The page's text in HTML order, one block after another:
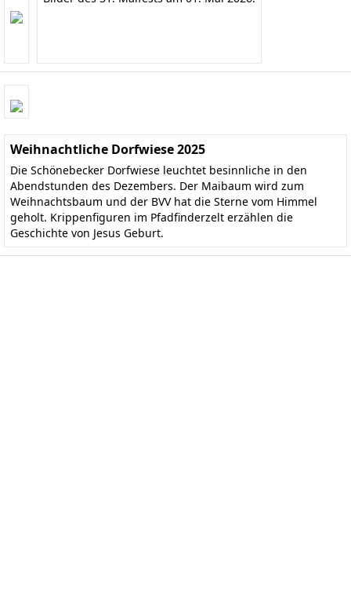
Weihnachtliche Dorfwiese 2025
Die Schönebecker Dorfwiese leuchtet besinnliche in den
Abendstunden des Dezembers. Der Maibaum wird zum
Weihnachtsbaum und der BVV hat die Sterne vom Himmel
geholt. Krippenfiguren im Pfadfinderzelt erzählen die
Geschichte von Jesus Geburt.